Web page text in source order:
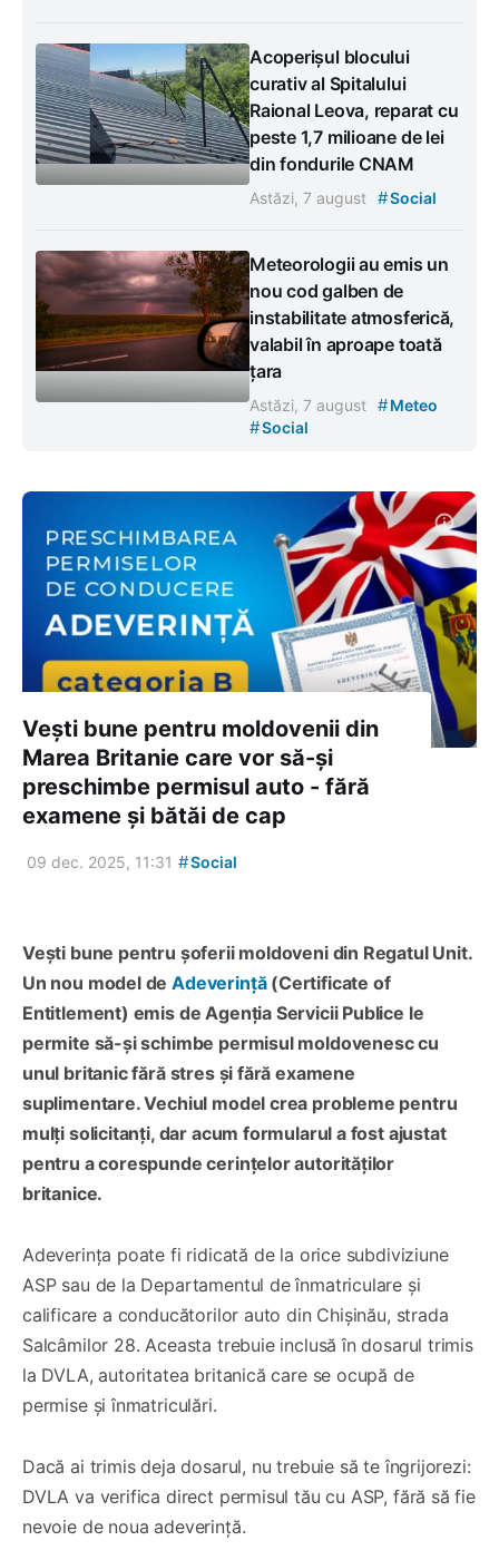
Acoperișul blocului
curativ al Spitalului
Raional Leova, reparat cu
peste 1,7 milioane de lei
din fondurile CNAM
Astăzi, 7 august #Social
Meteorologii au emis un
nou cod galben de
instabilitate atmosferică,
valabil în aproape toată
țara
Astăzi, 7 august #Meteo
#Social
Vești bune pentru moldovenii din
Marea Britanie care vor să-și
preschimbe permisul auto - fără
examene și bătăi de cap
09 dec. 2025, 11:31 #Social
Vești bune pentru șoferii moldoveni din Regatul Unit.
Un nou model deAdeverință(Certificate of
Entitlement) emis de Agenția Servicii Publice le
permite să-și schimbe permisul moldovenesc cu
unul britanic fără stres și fără examene
suplimentare. Vechiul model crea probleme pentru
mulți solicitanți, dar acum formularul a fost ajustat
pentru a corespunde cerințelor autorităților
britanice.
Adeverința poate fi ridicată de la orice subdiviziune
ASP sau de la Departamentul de înmatriculare și
calificare a conducătorilor auto din Chișinău, strada
Salcâmilor 28. Aceasta trebuie inclusă în dosarul trimis
la DVLA, autoritatea britanică care se ocupă de
permise și înmatriculări.
Dacă ai trimis deja dosarul, nu trebuie să te îngrijorezi:
DVLA va verifica direct permisul tău cu ASP, fără să fie
nevoie de noua adeverință.